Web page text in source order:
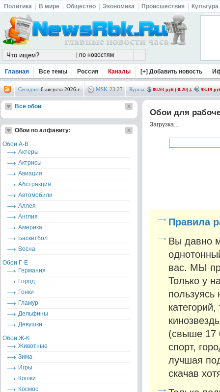
Политика В мире Общество Экономика Происшествия
Культура
Криминал
Новороссия
Главная Все темы Россия Каналы [+] Добавить новость
Сегодня: 6 августа 2026 г. MSK 23:27 Курсы: 80.93 руб (-0.20) 93.19
Обои для
Загрузка...
Правила
Вы давно
вас. МЫ
Только у
(свыше 17
спорт,
лучшая
скачав
Все обои
Обои по алфавиту:
Обои А-В
Актеры
Актрисы
Авиация
Абстракция
Автомобили
Аллея
Англия
Америка
Баскетбол
Весна
Обои Г-Е
Германия
Город
Гонки
Гламур
Дельфины
Девушки
Обои Ж-К
Животные
Зима
Игры
Кошки
Космос